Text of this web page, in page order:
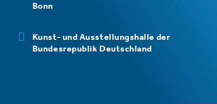
Bonn
Kunst- und Ausstellungshalle der
Bundesrepublik Deutschland